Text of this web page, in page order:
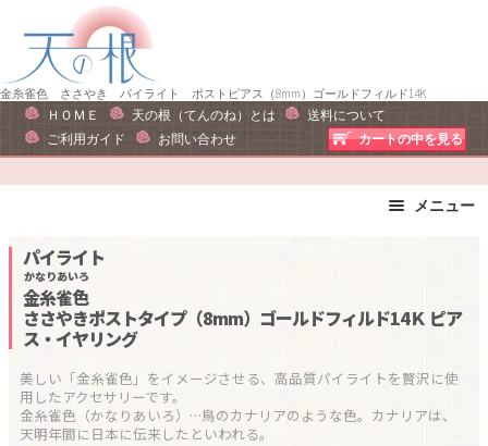
ー
ン
金糸雀色 ささやき パイライト ポストピアス（8mm）ゴールドフィルド14K
ＨＯＭＥ 天の根（てんのね）とは
送料について
ご利用ガイド
お問い合わせ カートの中を見る
メニュー
ピアス・イヤリング
リング
運勢で選ぶ
誕生石で選ぶ
干支石で選ぶ
星座石で選ぶ
石の名前で選ぶ
パイライト
金糸雀色
かなりあいろ
ささやきポストタイプ（8mm）ゴールドフィルド14Ｋ ピア
ス・イヤリング
美しい「金糸雀色」をイメージさせる、高品質パイライトを贅沢に使
用したアクセサリーです。
金糸雀色（かなりあいろ）…鳥のカナリアのような色。カナリアは、
天明年間に日本に伝来したといわれる。